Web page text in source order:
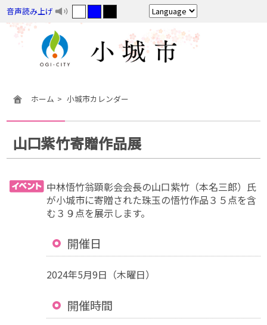
音声読み上げ
ホーム 小城市カレンダー
山口紫竹寄贈作品展
中林悟竹翁顕彰会会長の山口紫竹（本名三郎）氏
が小城市に寄贈された珠玉の悟竹作品３５点を含
む３９点を展示します。
開催日
2024年5月9日（木曜日）
開催時間